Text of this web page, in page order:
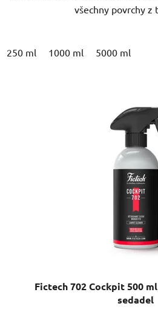
všechny povrchy z
250 ml 1000 ml 5000 ml
Fictech 702 Cockpit 500
sedadel